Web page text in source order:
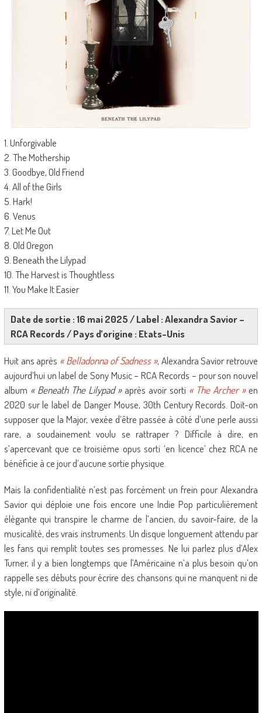
1. Unforgivable
2. The Mothership
3. Goodbye, Old Friend
4. All of the Girls
5. Hark!
6. Venus
7. Let Me Out
8. Old Oregon
9. Beneath the Lilypad
10. The Harvest is Thoughtless
11. You Make It Easier
Date de sortie : 16 mai 2025 / Label : Alexandra Savior –
RCA Records / Pays d’origine : Etats-Unis
Huit ans après « Belladonna of Sadness », Alexandra Savior retrouve
aujourd’hui un label de Sony Music – RCA Records – pour son nouvel
album « Beneath The Lilypad »après avoir sorti « The Archer »en
2020 sur le label de Danger Mouse, 30th Century Records. Doit-on
supposer que la Major, vexée d’être passée à côté d’une perle aussi
rare, a soudainement voulu se rattraper ? Difficile à dire, en
s’apercevant que ce troisième opus sorti ‘en licence’ chez RCA ne
bénéficie à ce jour d’aucune sortie physique.
Mais la confidentialité n’est pas forcément un frein pour Alexandra
Savior qui déploie une fois encore une Indie Pop particulièrement
élégante qui transpire le charme de l’ancien, du savoir-faire, de la
musicalité, des vrais instruments. Un disque longuement attendu par
les fans qui remplit toutes ses promesses. Ne lui parlez plus d’Alex
Turner, il y a bien longtemps que l’Américaine n’a plus besoin qu’on
rappelle ses débuts pour écrire des chansons qui ne manquent ni de
style, ni d’originalité.